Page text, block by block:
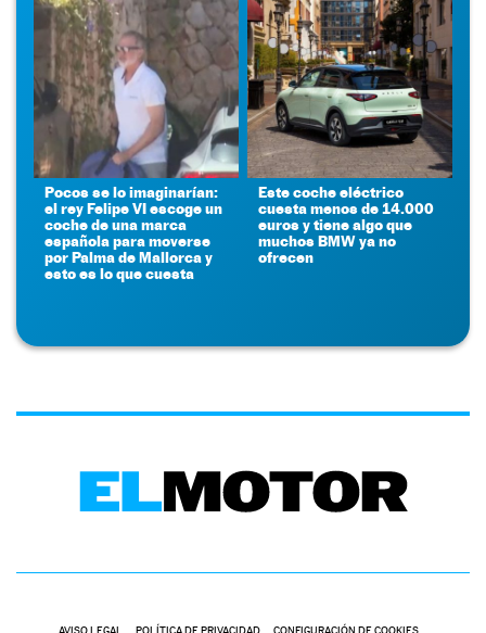
Pocos se lo imaginarían:
el rey Felipe VI escoge un
coche de una marca
española para moverse
por Palma de Mallorca y
esto es lo que cuesta
Este coche eléctrico
cuesta menos de 14.000
euros y tiene algo que
muchos BMW ya no
ofrecen